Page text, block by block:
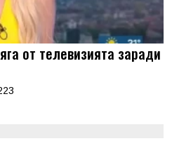
от телевизията заради